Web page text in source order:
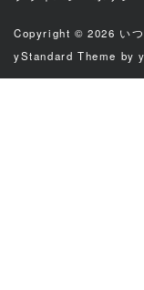
Copyright © 2026 い
yStandard Theme by